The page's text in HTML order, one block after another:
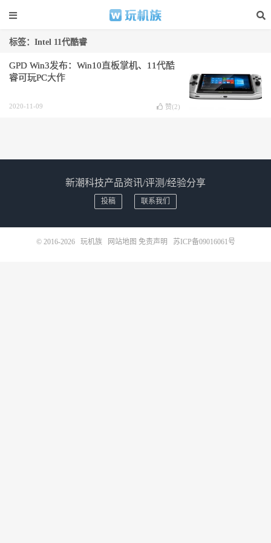
标签：Intel 11代酷睿
GPD Win3发布：Win10直板掌机、11代酷
睿可玩PC大作
2020-11-09 赞(2)
新潮科技产品资讯/评测/经验分享
投稿 联系我们
© 2016-2026 玩机族 网站地图 免责声明 苏ICP备09016061号